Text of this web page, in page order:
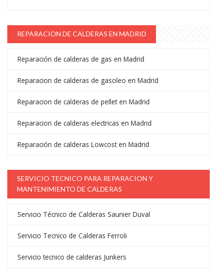
REPARACION DE CALDERAS EN MADRID
Reparación de calderas de gas en Madrid
Reparacion de calderas de gasoleo en Madrid
Reparacion de calderas de pellet en Madrid
Reparacion de calderas electricas en Madrid
Reparación de calderas Lowcost en Madrid
SERVICIO TECNICO PARA REPARACION Y
MANTENIMIENTO DE CALDERAS
Servicio Técnico de Calderas Saunier Duval
Servicio Tecnico de Calderas Ferroli
Servicio tecnico de calderas Junkers